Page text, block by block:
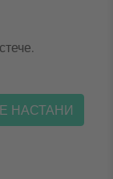
НАСТАНИ